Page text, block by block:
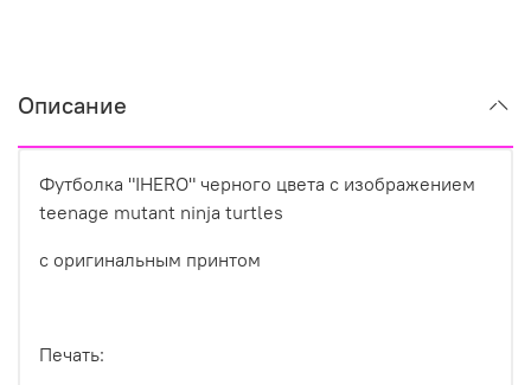
Описание
Футболка "IHERO" черного цвета с изображением
teenage mutant ninja turtles
с оригинальным принтом
Печать: